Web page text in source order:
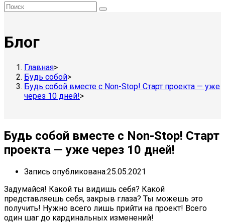
Блог
Главная>
Будь собой>
Будь собой вместе с Non-Stop! Старт проекта — уже
через 10 дней!>
Будь собой вместе с Non-Stop! Старт
проекта — уже через 10 дней!
Запись опубликована:25.05.2021
Задумайся! Какой ты видишь себя? Какой
представляешь себя, закрыв глаза? Ты можешь это
получить! Нужно всего лишь прийти на проект! Всего
один шаг до кардинальных изменений!